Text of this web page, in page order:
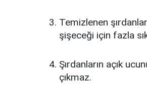
Temizlenen
şişeceği için fazla
Şırdanların açık
çıkmaz.